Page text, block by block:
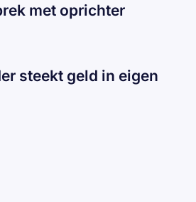
met oprichter
steekt geld in eigen